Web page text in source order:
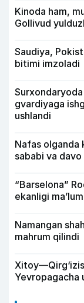
Kinoda ham,
Gollivud
Saudiya,
bitimi imzoladi
gvardiyaga
ushlandi
Nafas olganda
sababi va
“Barselona”
ekanligi
Namangan
mahrum qilindi
Yevropagacha